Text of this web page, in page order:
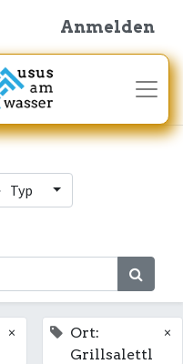
Anmelden
Typ
×
Ort:
Grillsalettl
×